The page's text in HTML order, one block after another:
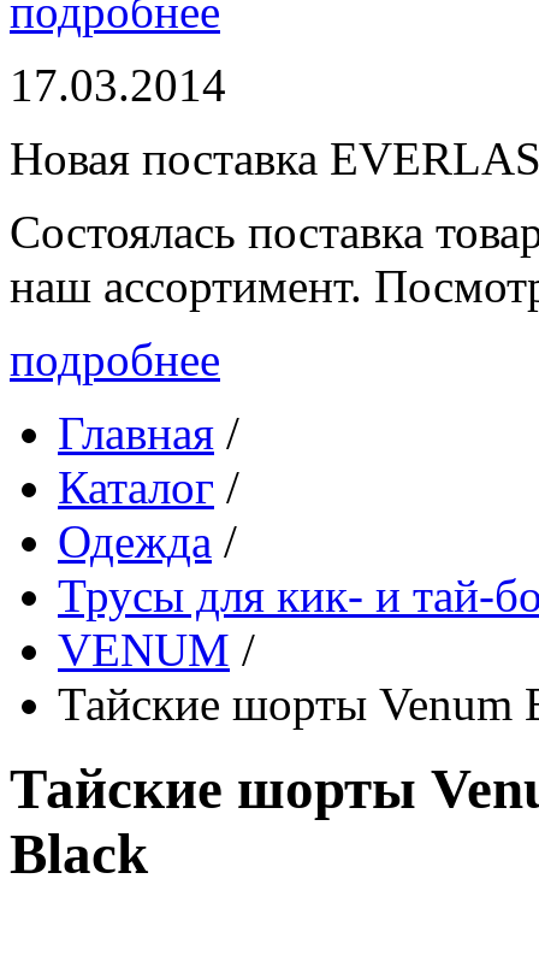
подробнее
17.03.2014
Новая поставка
Состоялась поставка
наш ассортимент.
подробнее
Главная /
Каталог /
Одежда /
Трусы для кик- и тай-
VENUM /
Тайские шорты Venum
Тайские шорты
Black